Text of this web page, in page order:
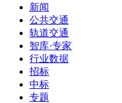
新闻
公共交通
轨道交通
智库·专家
行业数据
招标
中标
专题